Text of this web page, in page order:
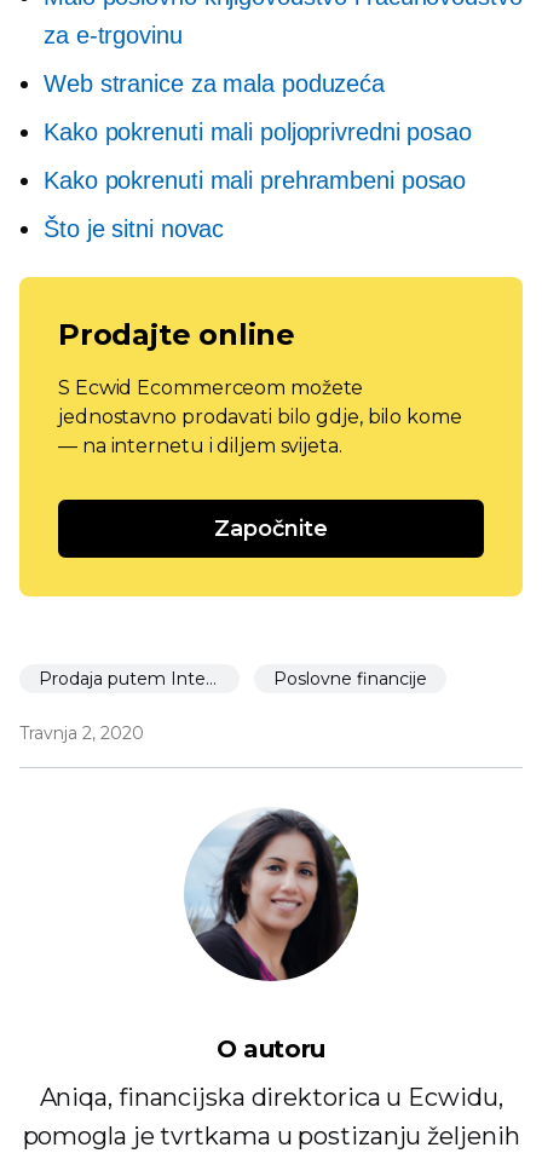
za e-trgovinu
Web stranice za mala poduzeća
Kako pokrenuti mali poljoprivredni posao
Kako pokrenuti mali prehrambeni posao
Što je sitni novac
Prodajte online
S Ecwid Ecommerceom možete
jednostavno prodavati bilo gdje, bilo kome
— na internetu i diljem svijeta.
Započnite
Prodaja putem Interneta Poslovne financije
Travnja 2, 2020
O autoru
Aniqa, financijska direktorica u Ecwidu,
pomogla je tvrtkama u postizanju željenih